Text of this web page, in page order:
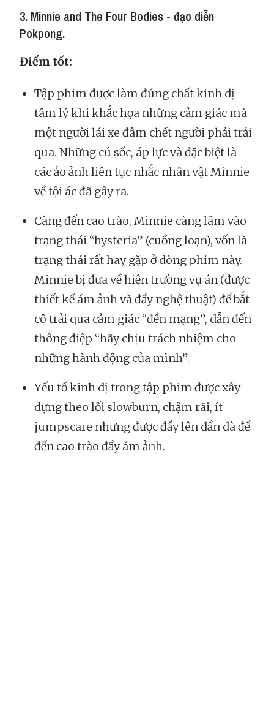
3. Minnie and The Four Bodies - đạo diễn
Pokpong.
Điểm tốt:
Tập phim được làm đúng chất kinh dị
tâm lý khi khắc họa những cảm giác mà
một người lái xe đâm chết người phải trải
qua. Những cú sốc, áp lực và đặc biệt là
các ảo ảnh liên tục nhắc nhân vật Minnie
về tội ác đã gây ra.
Càng đến cao trào, Minnie càng lâm vào
trạng thái “hysteria” (cuồng loạn), vốn là
trạng thái rất hay gặp ở dòng phim này.
Minnie bị đưa về hiện trường vụ án (được
thiết kế ám ảnh và đầy nghệ thuật) để bắt
cô trải qua cảm giác “đền mạng”, dẫn đến
thông điệp “hãy chịu trách nhiệm cho
những hành động của mình”.
Yếu tố kinh dị trong tập phim được xây
dựng theo lối slowburn, chậm rãi, ít
jumpscare nhưng được đẩy lên dần dà để
đến cao trào đầy ám ảnh.